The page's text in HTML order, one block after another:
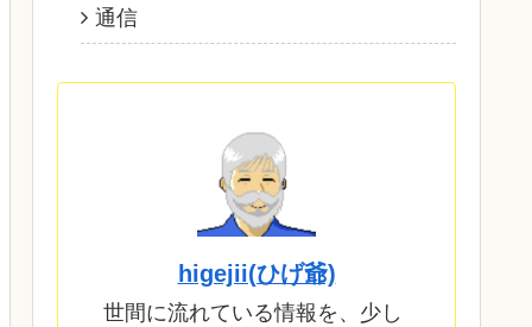
通信
higejii(ひげ爺)
世間に流れている情報を、少し